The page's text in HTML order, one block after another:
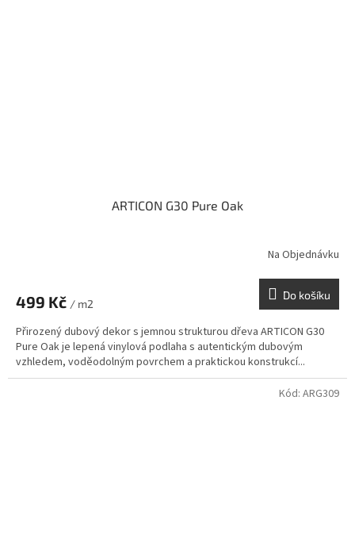
ARTICON G30 Pure Oak
Na Objednávku
499 Kč / m2
Do košíku
Přirozený dubový dekor s jemnou strukturou dřeva ARTICON G30
Pure Oak je lepená vinylová podlaha s autentickým dubovým
vzhledem, voděodolným povrchem a praktickou konstrukcí...
Kód: ARG309